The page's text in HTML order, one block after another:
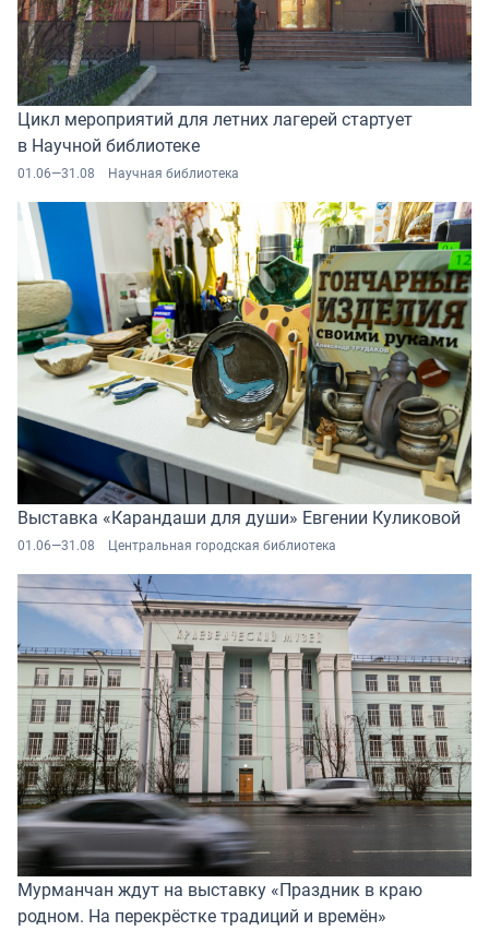
Цикл мероприятий для летних лагерей стартует
в Научной библиотеке
01.06—31.08 Научная библиотека
Выставка «Карандаши для души» Евгении Куликовой
01.06—31.08 Центральная городская библиотека
Мурманчан ждут на выставку «Праздник в краю
родном. На перекрёстке традиций и времён»